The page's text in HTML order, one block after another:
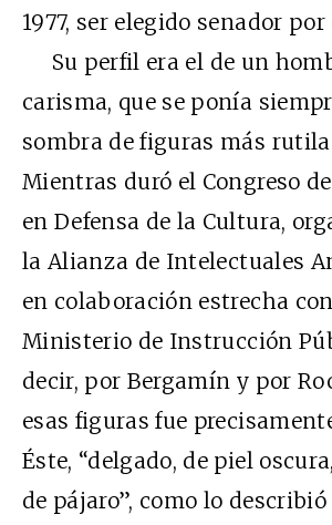
1977, ser elegido senador por
Su perfil era el de un
carisma, que se ponía
sombra de figuras más
Mientras duró el Congreso
en Defensa de la Cultura,
la Alianza de Intelectuales
en colaboración estrecha
Ministerio de Instrucción
decir, por Bergamín y por
esas figuras fue
Éste, “delgado, de piel
de pájaro”, como lo